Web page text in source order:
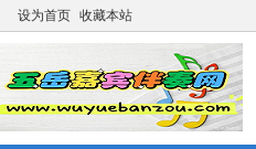
设为首页 收藏本站